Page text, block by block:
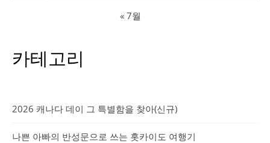
« 7월
카테고리
2026 캐나다 데이 그 특별함을 찾아(신규)
나쁜 아빠의 반성문으로 쓰는 홋카이도 여행기